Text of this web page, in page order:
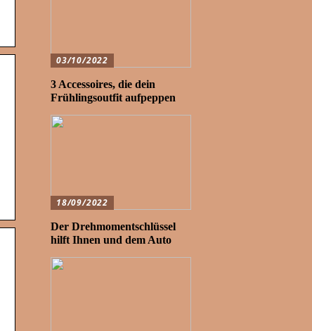
03/10/2022
3 Accessoires, die dein
Frühlingsoutfit aufpeppen
18/09/2022
Der Drehmomentschlüssel
hilft Ihnen und dem Auto